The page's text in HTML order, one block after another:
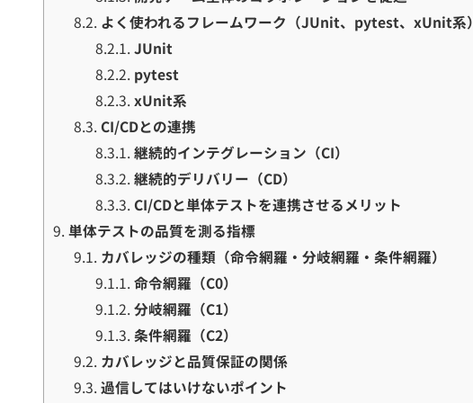
8.2. よく使われるフレームワーク（JUnit、pytest、xUnit系）
8.2.1. JUnit
8.2.2. pytest
8.2.3. xUnit系
8.3. CI/CDとの連携
8.3.1. 継続的インテグレーション（CI）
8.3.2. 継続的デリバリー（CD）
8.3.3. CI/CDと単体テストを連携させるメリット
9. 単体テストの品質を測る指標
9.1. カバレッジの種類（命令網羅・分岐網羅・条件網羅）
9.1.1. 命令網羅（C0）
9.1.2. 分岐網羅（C1）
9.1.3. 条件網羅（C2）
9.2. カバレッジと品質保証の関係
9.3. 過信してはいけないポイント